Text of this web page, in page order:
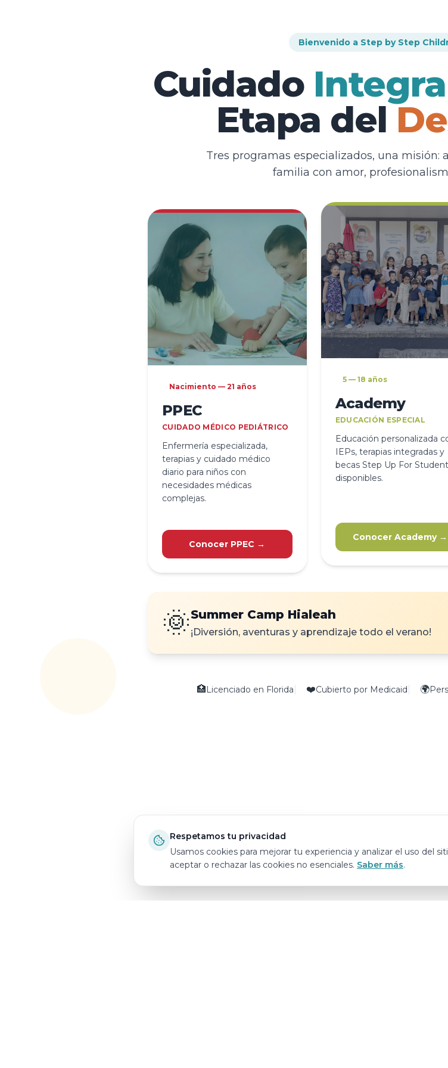
Bienvenido a Step by Step
Cuidado
Etapa del
Tres programas especializados, una misión:
familia con amor,
Nacimiento — 21 años
PPEC
CUIDADO MÉDICO PEDIÁTRICO
Enfermería especializada,
terapias y cuidado médico
diario para niños con
necesidades médicas
complejas.
Conocer PPEC →
5 — 18 años
Academy
EDUCACIÓN ESPECIAL
Educación personalizada
IEPs, terapias integradas y
becas Step Up For
disponibles.
Conocer Academy →
🌞Summer Camp Hialeah
¡Diversión, aventuras y aprendizaje todo el verano!
🏥Licenciado en Florida ❤️Cubierto por Medicaid 🌍
Respetamos tu privacidad
Usamos cookies para mejorar tu experiencia y analizar el uso del
aceptar o rechazar las cookies no esenciales. Saber más.